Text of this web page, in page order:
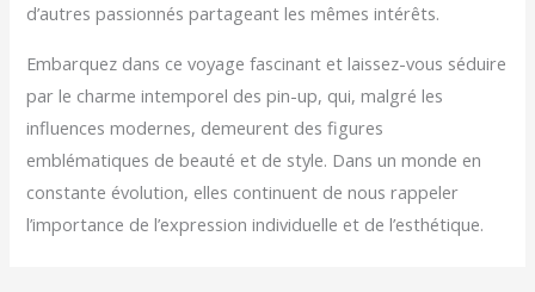
d’autres passionnés partageant les mêmes intérêts.
Embarquez dans ce voyage fascinant et laissez-vous séduire
par le charme intemporel des pin-up, qui, malgré les
influences modernes, demeurent des figures
emblématiques de beauté et de style. Dans un monde en
constante évolution, elles continuent de nous rappeler
l’importance de l’expression individuelle et de l’esthétique.